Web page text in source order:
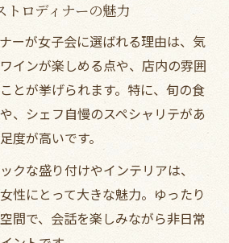
トロディナーの魅力
ーが女子会に選ばれる理由は、気
インが楽しめる点や、店内の雰囲
とが挙げられます。特に、旬の食
、シェフ自慢のスペシャリテがあ
度が高いです。
クな盛り付けやインテリアは、
性にとって大きな魅力。ゆったり
間で、会話を楽しみながら非日常